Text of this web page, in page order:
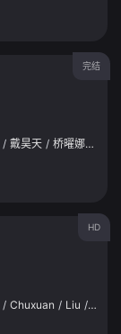
完结
/ 戴昊天 / 桥曜娜 /
HD
/ Chuxuan / Liu / 白雪